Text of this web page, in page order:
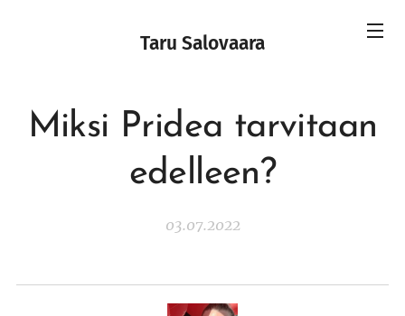
Taru Salovaara
Miksi Pridea tarvitaan
edelleen?
03.07.2022